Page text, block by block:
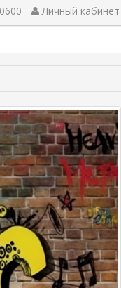
Личный кабинет